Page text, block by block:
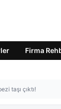
Firma
taşı çıktı!